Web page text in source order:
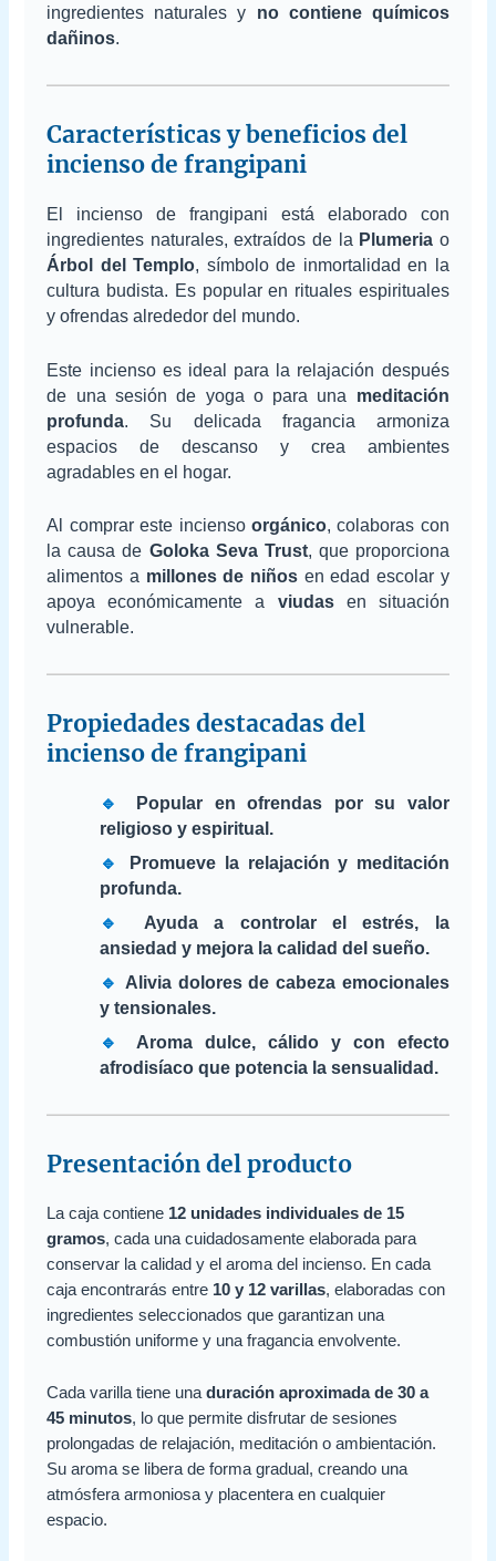
ingredientes naturales y no contiene químicos
dañinos.
Características y beneficios del
incienso de frangipani
El incienso de frangipani está elaborado con
ingredientes naturales, extraídos de la Plumeria o
Árbol del Templo, símbolo de inmortalidad en la
cultura budista. Es popular en rituales espirituales
y ofrendas alrededor del mundo.
Este incienso es ideal para la relajación después
de una sesión de yoga o para una meditación
profunda. Su delicada fragancia armoniza
espacios de descanso y crea ambientes
agradables en el hogar.
Al comprar este incienso orgánico, colaboras con
la causa de Goloka Seva Trust, que proporciona
alimentos a millones de niños en edad escolar y
apoya económicamente a viudasen situación
vulnerable.
Propiedades destacadas del
incienso de frangipani
🔹
Popular en ofrendas por su valor
religioso y espiritual.
🔹
Promueve la relajación y meditación
profunda.
🔹
Ayuda a controlar el estrés, la
ansiedad y mejora la calidad del sueño.
🔹
Alivia dolores de cabeza emocionales
y tensionales.
🔹
Aroma dulce, cálido y con efecto
afrodisíaco que potencia la sensualidad.
Presentación del producto
La caja contiene 12 unidades individuales de 15
gramos, cada una cuidadosamente elaborada para
conservar la calidad y el aroma del incienso. En cada
caja encontrarás entre 10 y 12 varillas, elaboradas con
ingredientes seleccionados que garantizan una
combustión uniforme y una fragancia envolvente.
Cada varilla tiene unaduración aproximada de 30 a
45 minutos, lo que permite disfrutar de sesiones
prolongadas de relajación, meditación o ambientación.
Su aroma se libera de forma gradual, creando una
atmósfera armoniosa y placentera en cualquier
espacio.